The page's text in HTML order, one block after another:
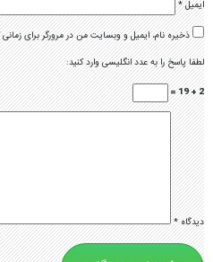
ایمیل*
ذخیره نام، ایمیل و وبسایت من در مرورگر برای
لطفا پاسخ را به عدد انگلیسی وارد کنید:
2 + 19 =
دیدگاه*